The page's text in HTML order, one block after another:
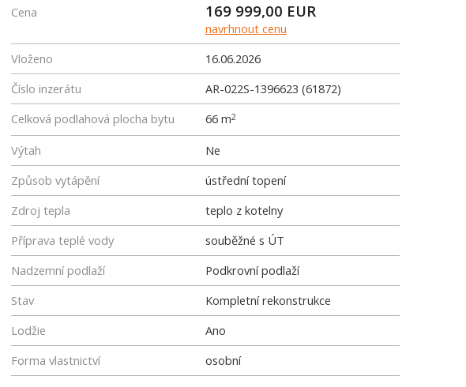
Cena 169 999,00 EUR
navrhnout cenu
Vloženo
16.06.2026
Číslo inzerátu
AR-022S-1396623 (61872)
Celková podlahová plocha bytu
66 m2
Výtah
Ne
Způsob vytápění
ústřední topení
Zdroj tepla
teplo z kotelny
Příprava teplé vody
souběžné s ÚT
Nadzemní podlaží
Podkrovní podlaží
Stav
Kompletní rekonstrukce
Lodžie
Ano
Forma vlastnictví
osobní